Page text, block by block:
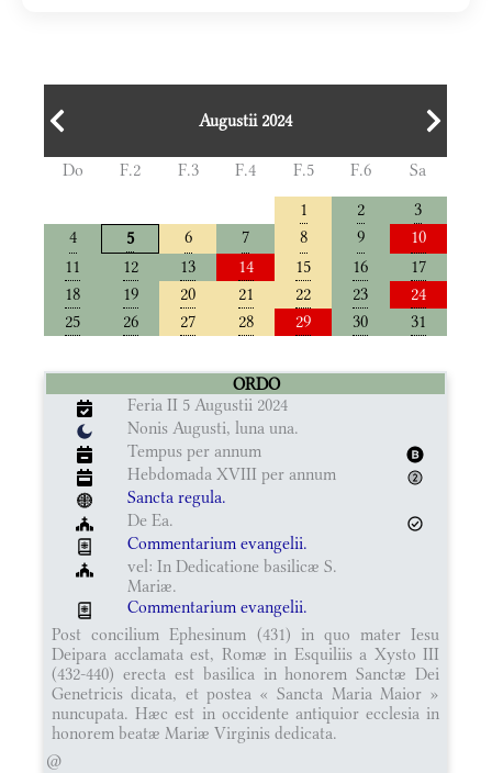
Augustii 2024
Do F.2 F.3 F.4 F.5 F.6
Sa
1
2
3
4
5 6 7 8 9
10
11
12 13 14 15 16
17
18
19 20 21 22 23
24
25
26 27 28 29 30 31
ORDO
Feria II 5 Augustii 2024
Nonis Augusti, luna una.
Tempus per annum
Hebdomada XVIII per annum
Sancta regula.
De Ea.
Commentarium evangelii.
vel: In Dedicatione basilicæ S.
Mariæ.
Commentarium evangelii.
Post concilium Ephesinum (431) in quo mater Iesu
Deipara acclamata est, Romæ in Esquiliis a Xysto III
(432-440) erecta est basilica in honorem Sanctæ Dei
Genetricis dicata, et postea « Sancta Maria Maior »
nuncupata. Hæc est in occidente antiquior ecclesia in
honorem beatæ Mariæ Virginis dedicata.
@